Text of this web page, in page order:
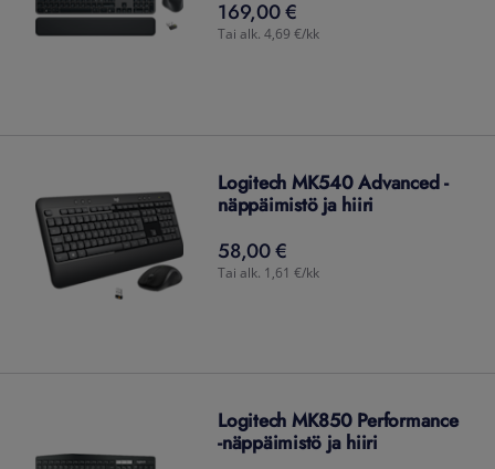
169,00 €
169,00€
Tai alk. 4,69 €/kk
Logitech MK540 Advanced -
näppäimistö ja hiiri
58,00 €
58,00€
Tai alk. 1,61 €/kk
Logitech MK850 Performance
-näppäimistö ja hiiri